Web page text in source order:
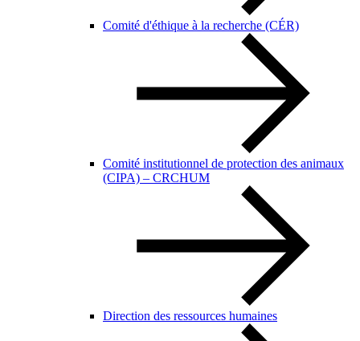
Comité d'éthique à la recherche (CÉR)
Comité institutionnel de protection des animaux
(CIPA) – CRCHUM
Direction des ressources humaines